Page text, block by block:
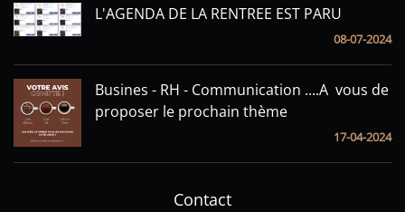
L'AGENDA DE LA RENTREE EST PARU
08-07-2024
Busines - RH - Communication ....A vous de
proposer le prochain thème
17-04-2024
Contact